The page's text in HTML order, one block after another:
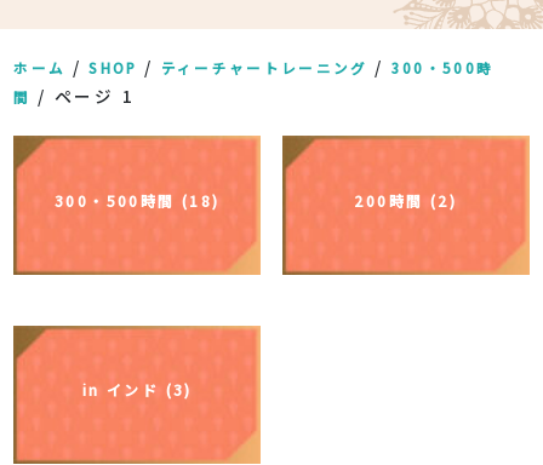
ホーム /SHOP / ティーチャートレーニング / 300・500時
間
/ ページ 1
300・500時間 (18) 200時間 (2)
in インド (3)